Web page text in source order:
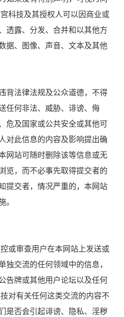
科技及其授权人可以因商业或
透露、分发、合并和以其他方
据、图像、声音、文本及其他
背法律法规及公众道德，不得
任何非法、威胁、诽谤、侮
危及国家或公共安全或其他可
对此信息的内容及影响提出确
网站可随时删除该等信息或无
览，而不必事先取得提交者的
提交者，情况严重的，本网站
或审查用户在本网站上发送或
独交流的任何领域中的信息，
告牌或其他用户论坛以及任何
对有关任何这类交流的内容不
是否会引起诽谤、隐私、淫秽